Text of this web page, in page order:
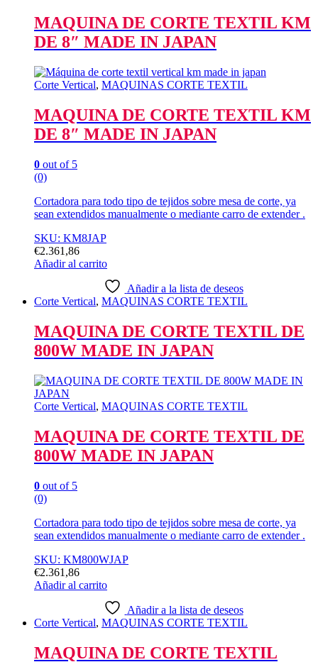
variantes.
Las
opciones
pueden
elegir
la
página
de
producto
MAQUINA DE CORTE TEXTIL KM
DE 8″ MADE IN JAPAN
Corte Vertical, MAQUINAS CORTE TEXTIL
MAQUINA DE CORTE TEXTIL KM
DE 8″ MADE IN JAPAN
0 out of 5
(0)
Cortadora para todo tipo de tejidos sobre mesa de corte, ya
sean extendidos manualmente o mediante carro de extender .
SKU: KM8JAP
€2.361,86
Añadir al carrito
Añadir a la lista de deseos
Corte Vertical, MAQUINAS CORTE TEXTIL
MAQUINA DE CORTE TEXTIL DE
800W MADE IN JAPAN
Corte Vertical, MAQUINAS CORTE TEXTIL
MAQUINA DE CORTE TEXTIL DE
800W MADE IN JAPAN
0 out of 5
(0)
Cortadora para todo tipo de tejidos sobre mesa de corte, ya
sean extendidos manualmente o mediante carro de extender .
SKU: KM800WJAP
€2.361,86
Añadir al carrito
Añadir a la lista de deseos
Corte Vertical, MAQUINAS CORTE TEXTIL
MAQUINA DE CORTE TEXTIL